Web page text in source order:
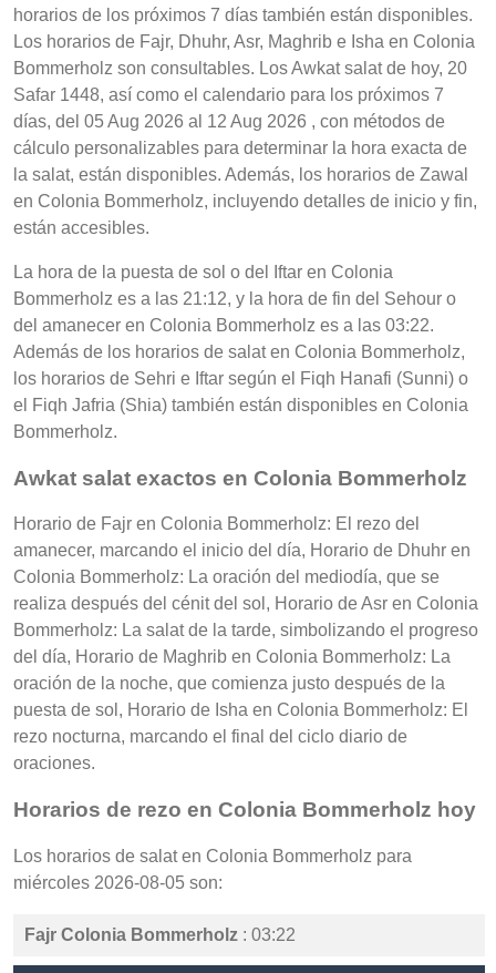
horarios de los próximos 7 días también están disponibles.
Los horarios de Fajr, Dhuhr, Asr, Maghrib e Isha en Colonia
Bommerholz son consultables. Los Awkat salat de hoy, 20
Safar 1448, así como el calendario para los próximos 7
días, del 05 Aug 2026 al 12 Aug 2026 , con métodos de
cálculo personalizables para determinar la hora exacta de
la salat, están disponibles. Además, los horarios de Zawal
en Colonia Bommerholz, incluyendo detalles de inicio y fin,
están accesibles.
La hora de la puesta de sol o del Iftar en Colonia
Bommerholz es a las 21:12, y la hora de fin del Sehour o
del amanecer en Colonia Bommerholz es a las 03:22.
Además de los horarios de salat en Colonia Bommerholz,
los horarios de Sehri e Iftar según el Fiqh Hanafi (Sunni) o
el Fiqh Jafria (Shia) también están disponibles en Colonia
Bommerholz.
Awkat salat exactos en Colonia Bommerholz
Horario de Fajr en Colonia Bommerholz: El rezo del
amanecer, marcando el inicio del día, Horario de Dhuhr en
Colonia Bommerholz: La oración del mediodía, que se
realiza después del cénit del sol, Horario de Asr en Colonia
Bommerholz: La salat de la tarde, simbolizando el progreso
del día, Horario de Maghrib en Colonia Bommerholz: La
oración de la noche, que comienza justo después de la
puesta de sol, Horario de Isha en Colonia Bommerholz: El
rezo nocturna, marcando el final del ciclo diario de
oraciones.
Horarios de rezo en Colonia Bommerholz hoy
Los horarios de salat en Colonia Bommerholz para
miércoles 2026-08-05 son:
Fajr Colonia Bommerholz : 03:22